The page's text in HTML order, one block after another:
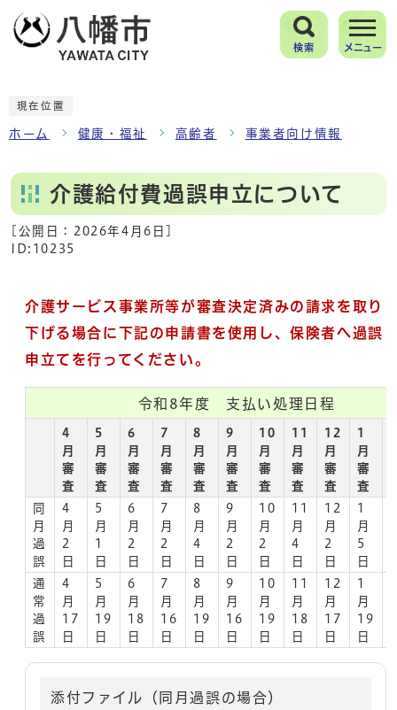
検索 メニュー
現在位置
ホーム 健康・福祉 高齢者 事業者向け情報
介護給付費過誤申立について
[公開日： 2026年4月6日
ID:10235
介護サービス事業所等が審査決定済みの請求を取り
下げる場合に下記の申請書を使用し、保険者へ過誤
申立てを行ってください。
令和8年度 支払い処理日程
4
月
審
査
5
月
審
査
6
月
審
査
7
月
審
査
8
月
審
査
9
月
審
査
10
月
審
査
11
月
審
査
12
月
審
査
1
月
審
査
同
月
過
誤
4
月
2
日
5
月
1
日
6
月
2
日
7
月
2
日
8
月
4
日
9
月
2
日
10
月
2
日
11
月
4
日
12
月
2
日
1
月
5
日
通
常
過
誤
4
月
17
日
5
月
19
日
6
月
18
日
7
月
16
日
8
月
19
日
9
月
16
日
10
月
19
日
11
月
18
日
12
月
17
日
1
月
19
日
添付ファイル（同月過誤の場合）